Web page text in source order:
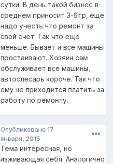
сутки. В день такой бизнес в
среднем приносит 3-6тр, еще
надо учесть что ремонт за
свой счет. Так что еще
меньше. Бывает и все машины
простаивают. Хозяин сам
обслуживает все машины,
автослесарь короче. Так что
ему не приходится платить за
работу по ремонту.
Опубликовано 17
января, 2015
Тема интересная, но
изживающая себя. Аналогично